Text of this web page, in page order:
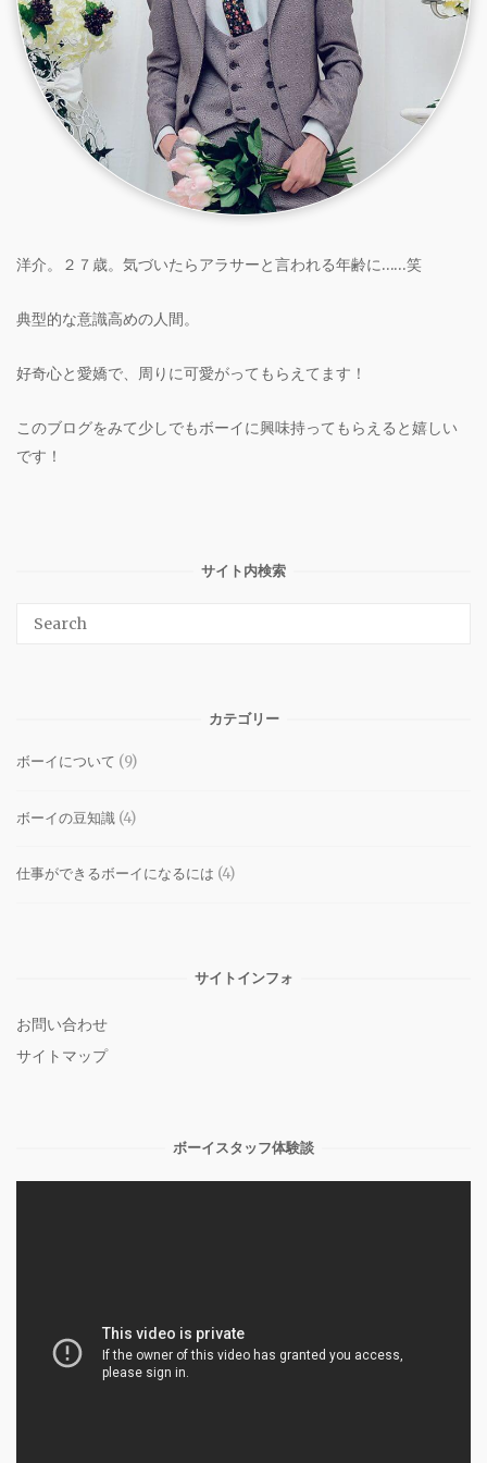
洋介。２７歳。気づいたらアラサーと言われる年齢に……笑
典型的な意識高めの人間。
好奇心と愛嬌で、周りに可愛がってもらえてます！
このブログをみて少しでもボーイに興味持ってもらえると嬉しい
です！
サイト内検索
Search
カテゴリー
ボーイについて (9)
ボーイの豆知識 (4)
仕事ができるボーイになるには (4)
サイトインフォ
お問い合わせ
サイトマップ
ボーイスタッフ体験談